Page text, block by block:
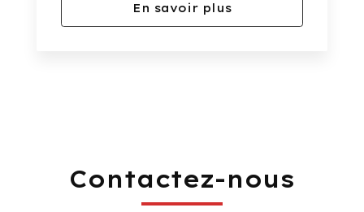
En savoir plus
Contactez-nous